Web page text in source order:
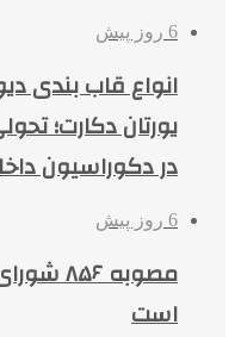
6 روز پیش
انواع قاب بندی
یورتان دکارت؛
در دکوراسیون
6 روز پیش
مصوبه
است